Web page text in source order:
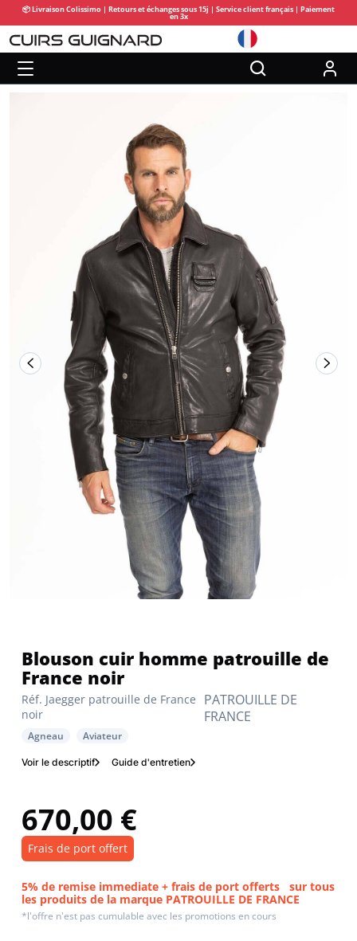
📦 Livraison Colissimo | Retours et échanges sous 15j | Service client français | Paiement
en 3x
PATROUILLE DE
FRANCE
Réf. Jaegger patrouille de France
noir
Blouson cuir homme patrouille de
France noir
Agneau Aviateur
Voir le descriptif Guide d'entretien
670,00 €
Frais de port offert
5% de remise immediate + frais de port offerts sur tous
les produits de la marque PATROUILLE DE FRANCE
*l'offre n'est pas cumulable avec les promotions en cours